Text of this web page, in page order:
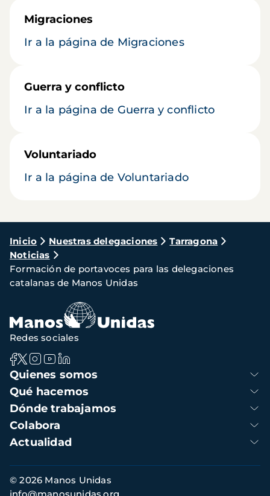
Migraciones
Ir a la página de Migraciones
Guerra y conflicto
Ir a la página de Guerra y conflicto
Voluntariado
Ir a la página de Voluntariado
Ruta
de
navegación
Inicio Nuestras delegaciones
Tarragona
Noticias
Formación de portavoces para las delegaciones
catalanas de Manos Unidas
Navegación
principal
Quienes somos
Qué hacemos
Dónde trabajamos
Colabora
Actualidad
Redes sociales
Información
de
© 2026 Manos Unidas